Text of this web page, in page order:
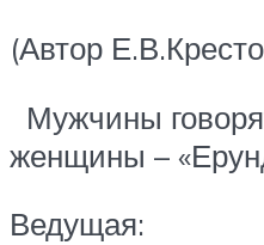
(Автор
Мужчины
женщины –
Ведущая: